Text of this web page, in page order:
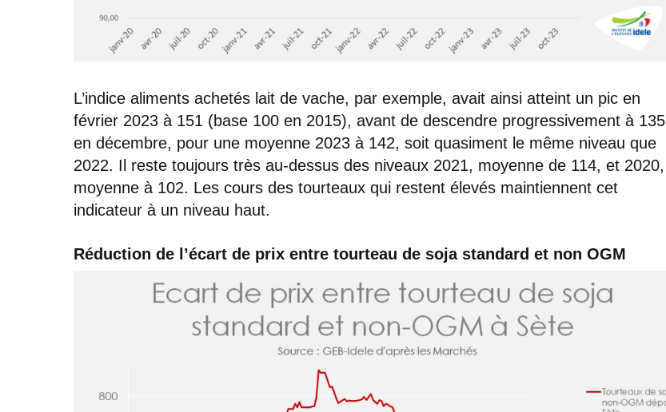
L’indice aliments achetés lait de vache, par exemple, avait ainsi atteint un pic en
février 2023 à 151 (base 100 en 2015), avant de descendre progressivement à 135
en décembre, pour une moyenne 2023 à 142, soit quasiment le même niveau que
2022. Il reste toujours très au-dessus des niveaux 2021, moyenne de 114, et 2020,
moyenne à 102. Les cours des tourteaux qui restent élevés maintiennent cet
indicateur à un niveau haut.
Réduction de l’écart de prix entre tourteau de soja standard et non OGM